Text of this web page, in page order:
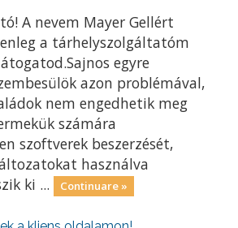
A nevem Mayer Gellért
a tárhelyszolgáltatóm
egyre
azon problémával,
nem engedhetik meg
számára
szoftverek beszerzését,
használva
ki ...
Continuare »